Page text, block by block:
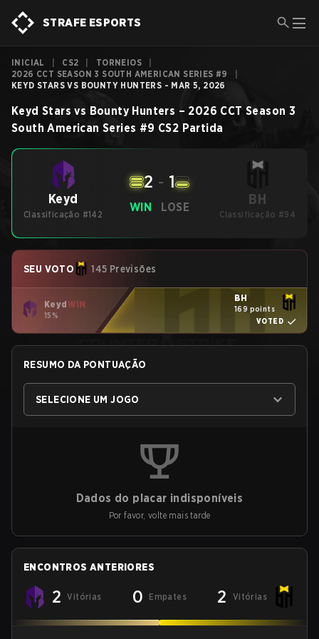
STRAFE ESPORTS
INICIAL CS2 TORNEIOS
2026 CCT SEASON 3 SOUTH AMERICAN SERIES #9
KEYD STARS VS BOUNTY HUNTERS - MAR 5, 2026
Keyd Stars vs Bounty Hunters – 2026 CCT Season 3
South American Series #9 CS2 Partida
Keyd
Classificação #142
WIN
2 - 1
LOSE BH
Classificação #94
SEU VOTO 145 Previsões
KeydWIN
15%
BH
169 points
VOTED
RESUMO DA PONTUAÇÃO
SELECIONE UM JOGO
Dados do placar indisponíveis
Por favor, volte mais tarde
ENCONTROS ANTERIORES
2 Vitórias 0 Empates 2 Vitórias